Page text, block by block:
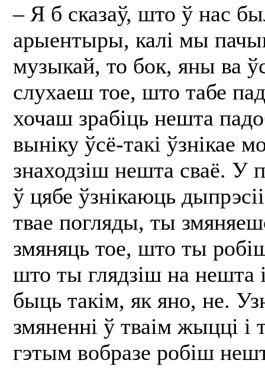
– Я б сказаў, што ў нас
арыентыры, калі мы
музыкай, то бок, яны ва
слухаеш тое, што табе
хочаш зрабіць нешта
выніку ўсё-такі ўзнікае
знаходзіш нешта сваё. У
ў цябе ўзнікаюць
твае погляды, ты
змяняць тое, што ты
што ты глядзіш на нешта
быць такім, як яно, не.
змяненні ў тваім жыцці
гэтым вобразе робіш